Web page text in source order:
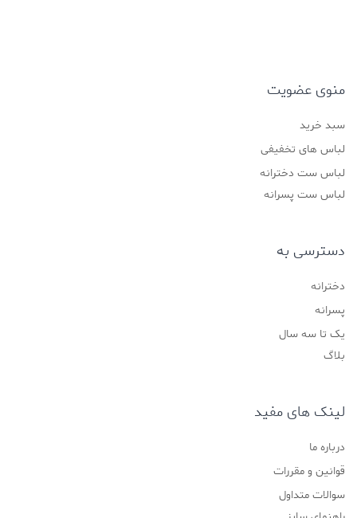
منوی عضویت
سبد خرید
لباس های تخفیفی
لباس ست دخترانه
لباس ست پسرانه
دسترسی به
دخترانه
پسرانه
یک تا سه سال
بلاگ
لینک های مفید
درباره ما
قوانین و مقررات
سوالات متداول